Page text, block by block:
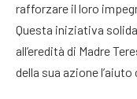
rafforzare il loro
Questa iniziativa
all’eredità di Madre
della sua azione